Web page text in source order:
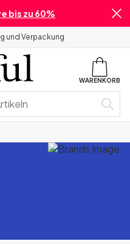
bis zu 60%
und Verpackung
WARENKORB